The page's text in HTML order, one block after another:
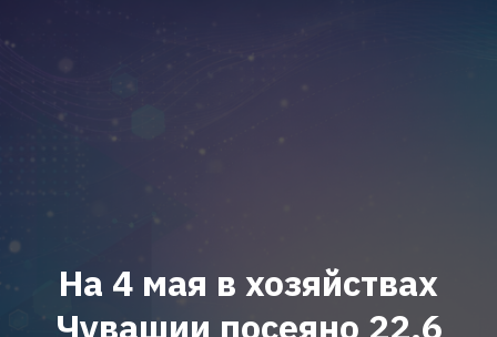
На 4 мая в хозяйствах
Чувашии посеяно 22,6